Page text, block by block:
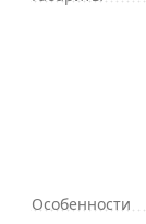
Особенности